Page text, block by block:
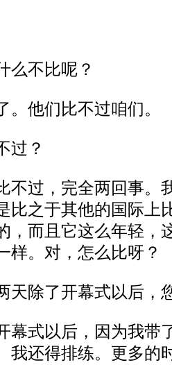
不比呢？
他们比不过咱们。
？
过，完全两回事。
比之于其他的国际上
，而且它这么年轻，
样。对，怎么比呀？
除了开幕式以后，
式以后，因为我带
我还得排练。更多的